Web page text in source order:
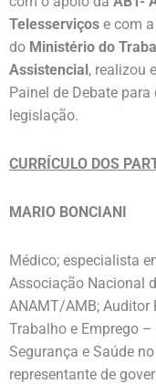
Telesserviços e com
do Ministério do
Assistencial, realizou
Painel de Debate
legislação.
CURRÍCULO DOS
MARIO BONCIANI
Médico; especialista
Associação Nacional
ANAMT/AMB; Auditor
Trabalho e Emprego
Segurança e Saúde
representante de